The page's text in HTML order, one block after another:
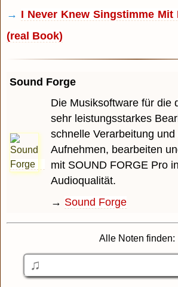
→ I Never Knew Singstimme Mit
(real Book)
Sound Forge
Die Musiksoftware für die
sehr leistungsstarkes
schnelle Verarbeitung
Aufnehmen, bearbeiten
mit SOUND FORGE Pro
Audioqualität.
→ Sound Forge
Alle Noten finden: